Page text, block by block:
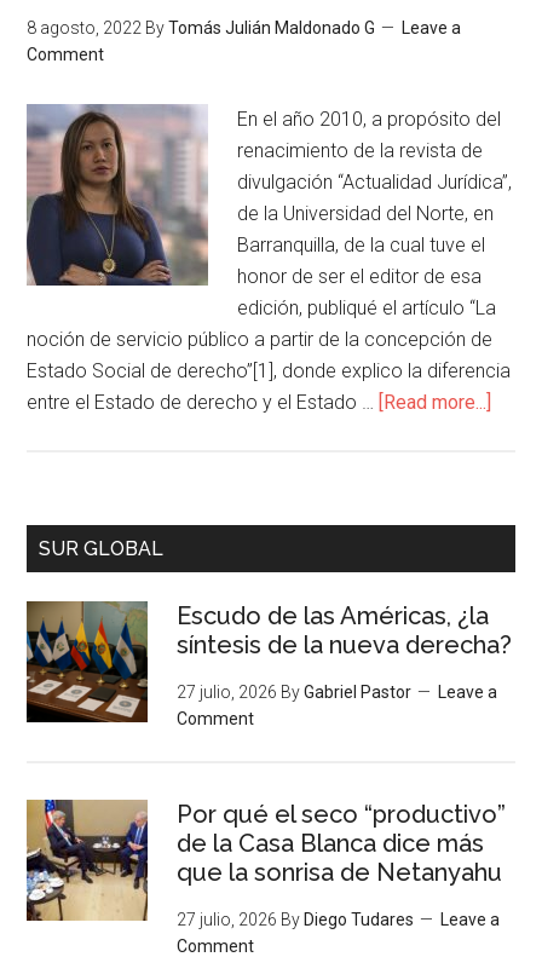
8 agosto, 2022 ByTomás Julián Maldonado G
Leave a
Comment
En el año 2010, a propósito del
renacimiento de la revista de
divulgación “Actualidad Jurídica”,
de la Universidad del Norte, en
Barranquilla, de la cual tuve el
honor de ser el editor de esa
edición, publiqué el artículo “La
noción de servicio público a partir de la concepción de
Estado Social de derecho”[1], donde explico la diferencia
entre el Estado de derecho y el Estado … [Read more...]
SUR GLOBAL
Escudo de las Américas, ¿la
síntesis de la nueva derecha?
27 julio, 2026 ByGabriel Pastor
Leave a
Comment
Por qué el seco “productivo”
de la Casa Blanca dice más
que la sonrisa de Netanyahu
27 julio, 2026 By Diego Tudares
Leave a
Comment